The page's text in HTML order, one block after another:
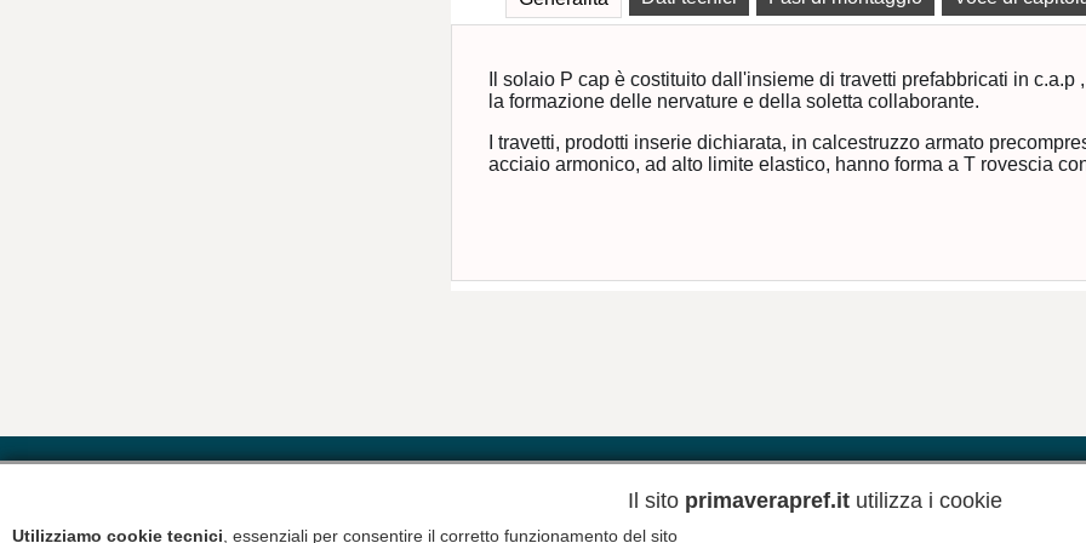
Il
di
livello,
Il solaio P cap è costituito dall'insieme di travetti prefabbricati in
la formazione delle nervature e della soletta collaborante.
I travetti, prodotti inserie dichiarata, in calcestruzzo armato
acciaio armonico, ad alto limite elastico, hanno forma a T rovescia
Il sito primaverapref.itutilizza i cookie
Utilizziamo cookie tecnici , essenziali per consentire il corretto funzionamento del sito